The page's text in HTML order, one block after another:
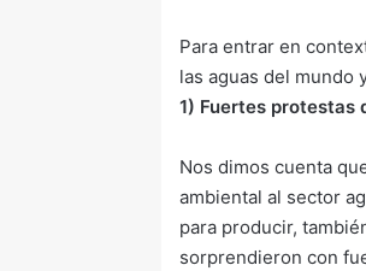
Para entrar en
las aguas del mundo
1) Fuertes protestas
Nos dimos cuenta
ambiental al sector
para producir,
sorprendieron con